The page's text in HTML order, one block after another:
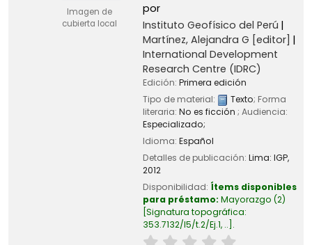
Imagen de
cubierta local
por
Instituto Geofísico del Perú
Martínez, Alejandra G [editor]
International Development
Research Centre (IDRC)
Edición: Primera edición
Tipo de material:
Texto; Forma
literaria: No es ficción ; Audiencia:
Especializado;
Idioma: Español
Detalles de publicación: Lima: IGP,
2012
Disponibilidad: Ítems disponibles
para préstamo: Mayorazgo (2)
Signatura topográfica:
353.7132/I5/t.2/Ej.1, .. .